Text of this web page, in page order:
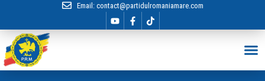
Email: contact@partidulromaniamare.com